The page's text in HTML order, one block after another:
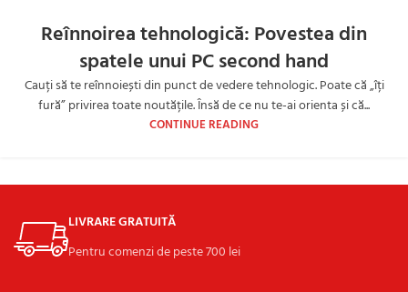
Reînnoirea tehnologică: Povestea din
spatele unui PC second hand
Cauți să te reînnoiești din punct de vedere tehnologic. Poate că „îți
fură” privirea toate noutățile. Însă de ce nu te-ai orienta și că...
CONTINUE READING
LIVRARE GRATUITĂ
Pentru comenzi de peste 700 lei